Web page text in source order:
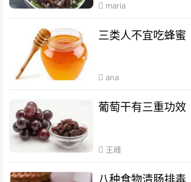
maria
三类人不宜吃蜂蜜
ana
葡萄干有三重功效
王峰
八种食物清肠排毒